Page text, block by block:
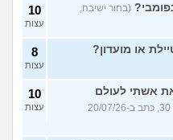
(בחור ישיבה,
10
עצות
או מועדון? 8
עצות
אשתי לעולם
(אבי, בן 30, כתב ב-20/07/26
10
עצות